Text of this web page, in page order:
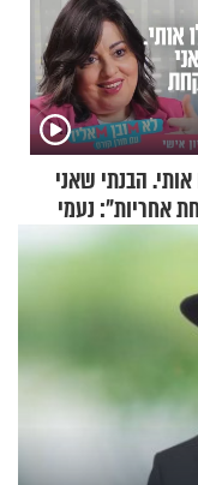
הבנתי שאני
אחריות": נעמי
אישי